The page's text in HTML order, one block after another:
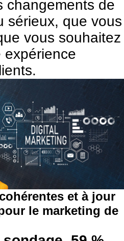
changements de
sérieux, que vous
vous souhaitez
expérience
et à jour
le marketing de